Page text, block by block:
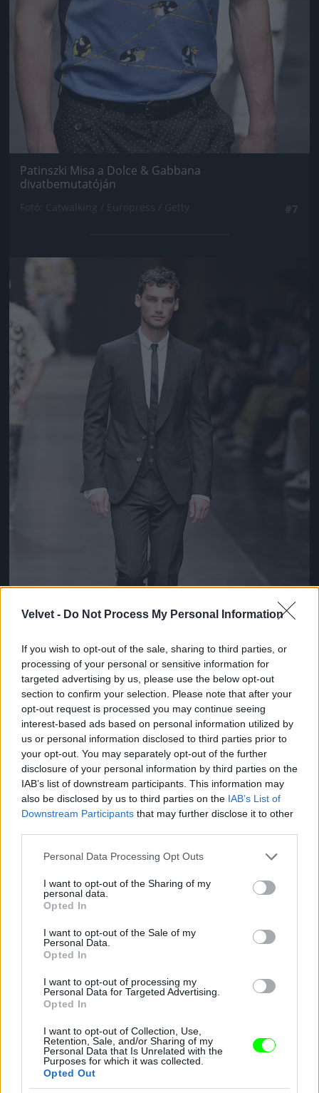
Velvet - Do Not Process My Personal Information
If you wish to opt-out of the sale, sharing to third parties, or
processing of your personal or sensitive information for
targeted advertising by us, please use the below opt-out
section to confirm your selection. Please note that after your
opt-out request is processed you may continue seeing
interest-based ads based on personal information utilized by
us or personal information disclosed to third parties prior to
your opt-out. You may separately opt-out of the further
disclosure of your personal information by third parties on the
IAB’s list of downstream participants. This information may
also be disclosed by us to third parties on the IAB’s List of
Downstream Participants that may further disclose it to other
Please note that this website/app uses one or more Google
not limited to your visit or usage behaviour. You may click to
grant or deny consent to Google and its third-party tags to
use your data for below specified purposes in below Google
consent section.
Personal Data Processing Opt Outs
I want to opt-out of the Sharing of my
personal data.
Opted In
I want to opt-out of the Sale of my
Personal Data.
Opted In
I want to opt-out of processing my
Personal Data for Targeted Advertising.
Opted In
I want to opt-out of Collection, Use,
Retention, Sale, and/or Sharing of my
Personal Data that Is Unrelated with the
Purposes for which it was collected.
Opted Out
Patinszki Misa a Dolce & Gabbana
divatbemutatóján
Jön még kép!
Patinszki Misa a Dolce & Gabbana
divatbemutatóján
Fotó: Catwalking / Europress / Getty #8
Jön még kép!